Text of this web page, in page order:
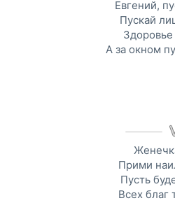
Евгений,
Пускай
Здоровье
А за окном
Прими
Пусть
Всех благ